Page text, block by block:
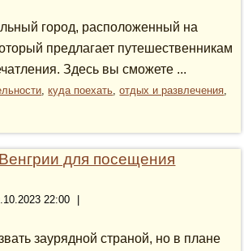
город, расположенный на
предлагает путешественникам
Здесь вы сможете ...
,куда поехать,отдых и развлечения,
для посещения
22:00
заурядной страной, но в плане